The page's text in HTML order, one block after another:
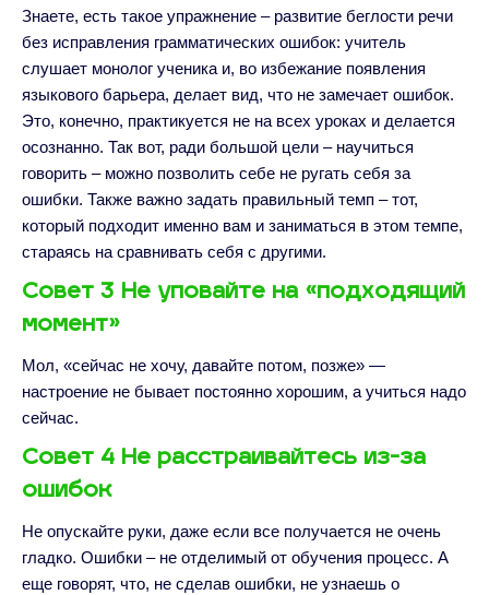
Знаете, есть такое упражнение – развитие беглости речи
без исправления грамматических ошибок: учитель
слушает монолог ученика и, во избежание появления
языкового барьера, делает вид, что не замечает ошибок.
Это, конечно, практикуется не на всех уроках и делается
осознанно. Так вот, ради большой цели – научиться
говорить – можно позволить себе не ругать себя за
ошибки. Также важно задать правильный темп – тот,
который подходит именно вам и заниматься в этом темпе,
стараясь на сравнивать себя с другими.
Совет 3 Не уповайте на «подходящий
момент»
Мол, «сейчас не хочу, давайте потом, позже» —
настроение не бывает постоянно хорошим, а учиться надо
сейчас.
Совет 4 Не расстраивайтесь из-за
ошибок
Не опускайте руки, даже если все получается не очень
гладко. Ошибки – не отделимый от обучения процесс. А
еще говорят, что, не сделав ошибки, не узнаешь о